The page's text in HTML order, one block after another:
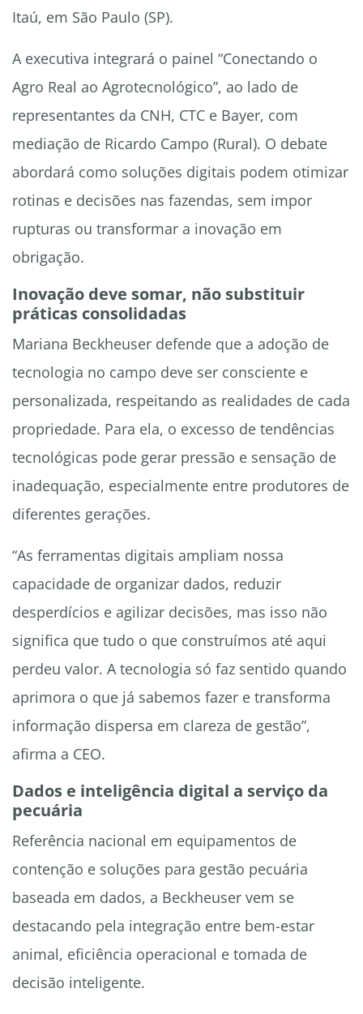
Itaú, em São Paulo (SP).
A executiva integrará o painel “Conectando o
Agro Real ao Agrotecnológico”, ao lado de
representantes da CNH, CTC e Bayer, com
mediação de Ricardo Campo (Rural). O debate
abordará como soluções digitais podem otimizar
rotinas e decisões nas fazendas, sem impor
rupturas ou transformar a inovação em
obrigação.
Inovação deve somar, não substituir
práticas consolidadas
Mariana Beckheuser defende que a adoção de
tecnologia no campo deve ser consciente e
personalizada, respeitando as realidades de cada
propriedade. Para ela, o excesso de tendências
tecnológicas pode gerar pressão e sensação de
inadequação, especialmente entre produtores de
diferentes gerações.
“As ferramentas digitais ampliam nossa
capacidade de organizar dados, reduzir
desperdícios e agilizar decisões, mas isso não
significa que tudo o que construímos até aqui
perdeu valor. A tecnologia só faz sentido quando
aprimora o que já sabemos fazer e transforma
informação dispersa em clareza de gestão”,
afirma a CEO.
Dados e inteligência digital a serviço da
pecuária
Referência nacional em equipamentos de
contenção e soluções para gestão pecuária
baseada em dados, a Beckheuser vem se
destacando pela integração entre bem-estar
animal, eficiência operacional e tomada de
decisão inteligente.